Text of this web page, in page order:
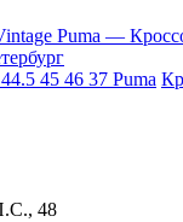
44.5 45 46 37 Puma
48